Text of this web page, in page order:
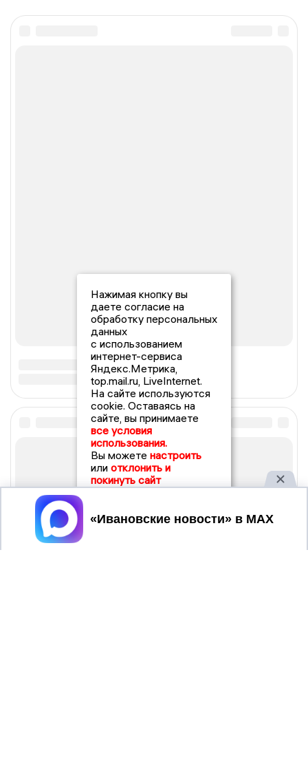
Нажимая кнопку вы
даете согласие на
обработку персональных
данных
с использованием
интернет-сервиса
Яндекс.Метрика,
top.mail.ru, LiveInternet.
На сайте используются
cookie. Оставаясь на
сайте, вы принимаете
все условия
использования.
Вы можете настроить
или отклонить и
покинуть сайт
Принять